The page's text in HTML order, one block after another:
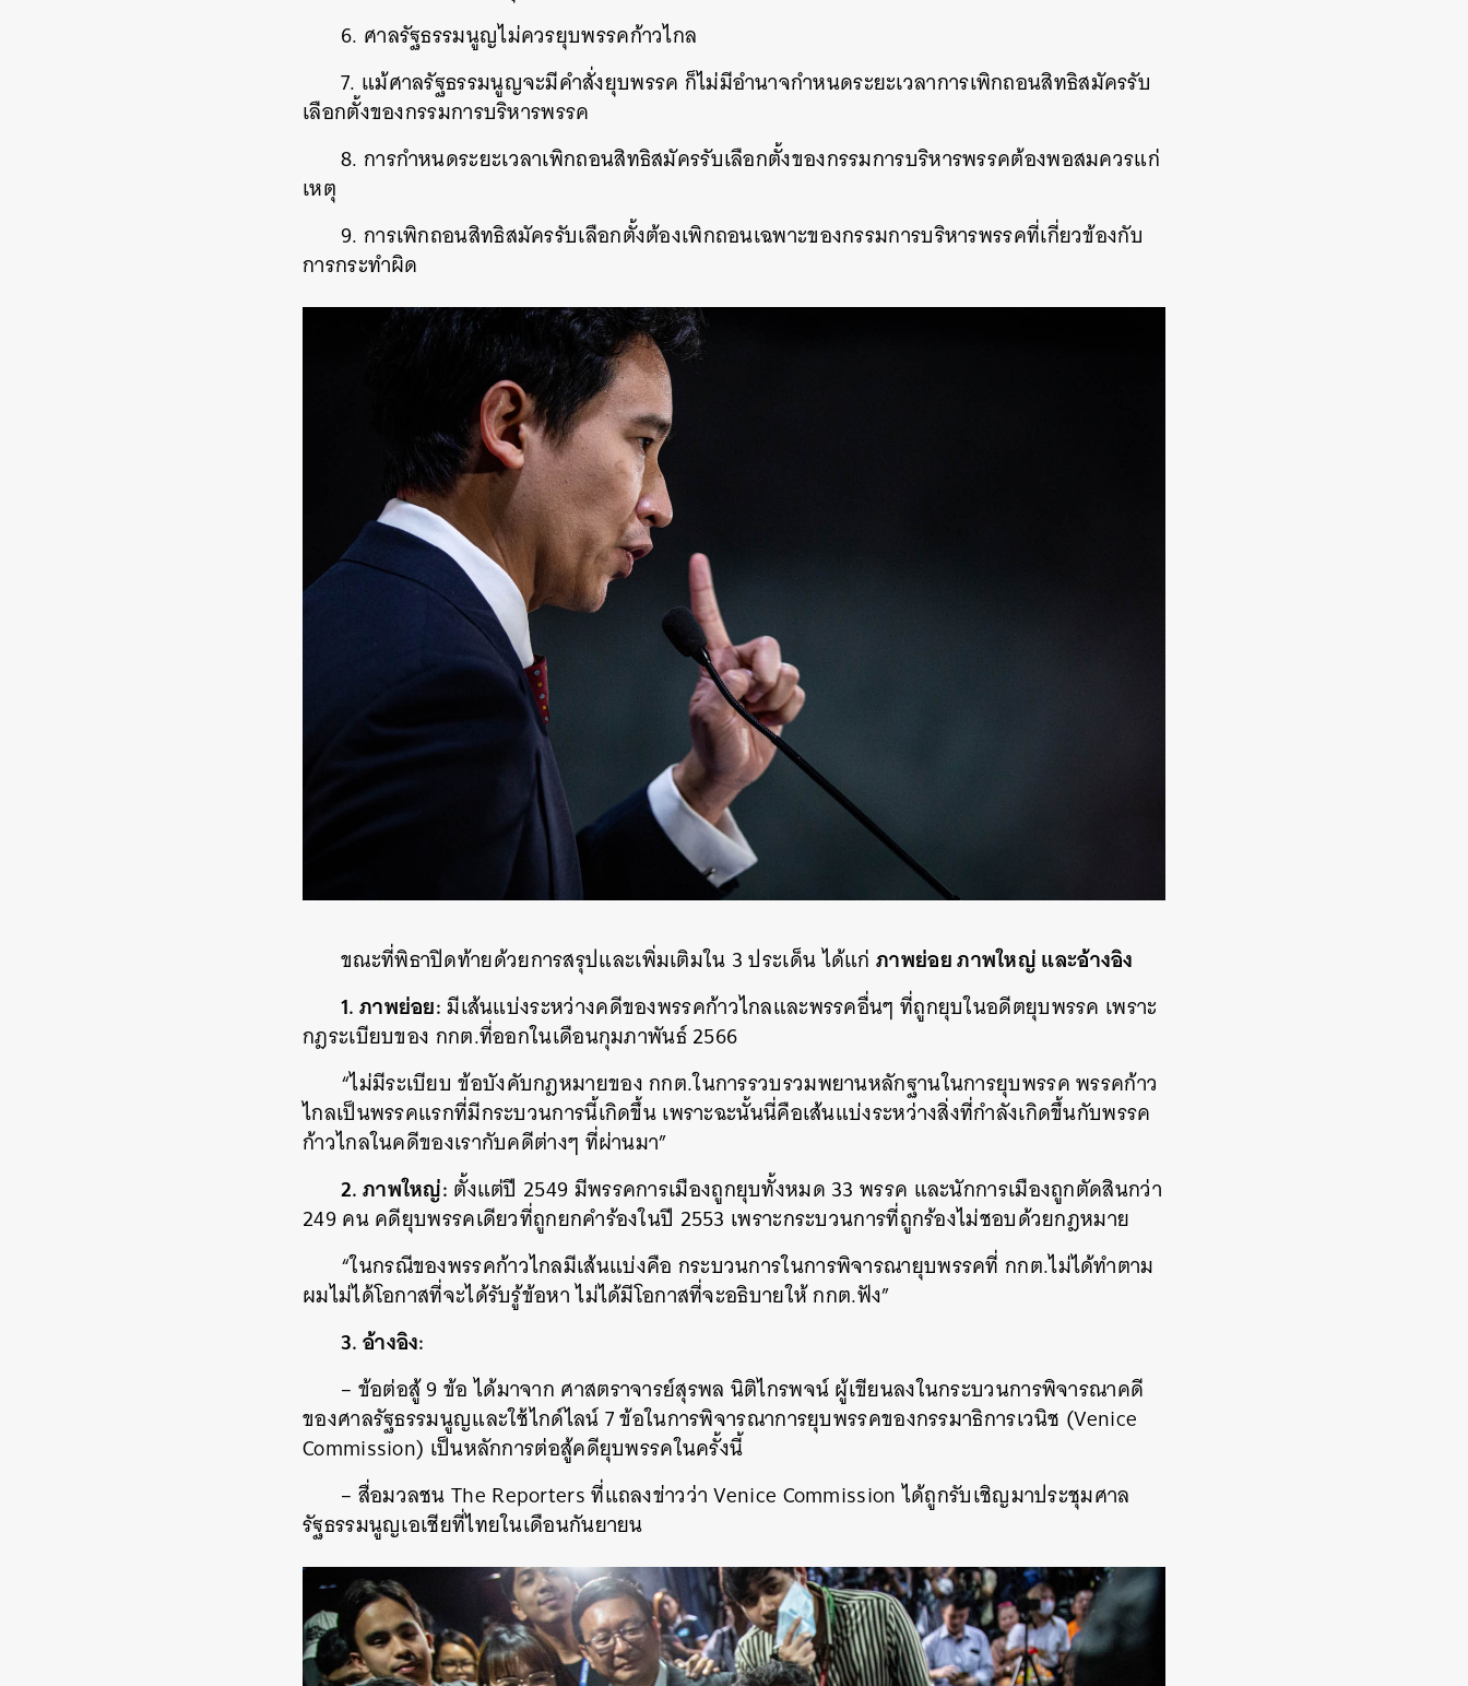
6. ศาลรัฐธรรมนูญไม่ควรยุบพรรคก้าวไกล
7. แม้ศาลรัฐธรรมนูญ​จะมีคำสั่งยุบพรรค ก็ไม่มีอำนาจกำหนดระยะเวลาการเพิกถอนสิทธิสมัครรับ
เลือกตั้งของกรรมการบริหารพรรค
8. การกำหนดระยะเวลาเพิกถอนสิทธิสมัครรับเลือกตั้งของกรรมการบริหารพรรคต้องพอสมควรแก่
เหตุ
9. การเพิกถอนสิทธิสมัครรับเลือกตั้งต้องเพิกถอนเฉพาะของกรรมการบริหารพรรคที่เกี่ยวข้องกับ
การกระทำผิด
ขณะที่พิธาปิดท้ายด้วยการสรุปและเพิ่มเติมใน 3 ประเด็น ได้แก่ภาพย่อย ภาพใหญ่ และอ้างอิง
1. ภาพย่อย:มีเส้นแบ่งระหว่างคดีของพรรคก้าวไกลและพรรคอื่นๆ ที่ถูกยุบในอดีตยุบพรรค เพราะ
กฎระเบียบของ กกต.ที่ออกในเดือนกุมภาพันธ์ 2566
“ไม่มีระเบียบ ข้อบังคับกฎหมายของ กกต.ในการรวบรวมพยานหลักฐานในการยุบพรรค พรรคก้าว
ไกลเป็นพรรคแรกที่มีกระบวนการนี้เกิดขึ้น เพราะฉะนั้นนี่คือเส้นแบ่งระหว่างสิ่งที่กำลังเกิดขึ้นกับพรรค
ก้าวไกลในคดีของเรากับคดีต่างๆ ที่ผ่านมา”
2. ภาพใหญ่: ตั้งแต่ปี 2549 มีพรรคการเมืองถูกยุบทั้งหมด 33 พรรค และนักการเมืองถูกตัดสินกว่า
249 คน คดียุบพรรคเดียวที่ถูกยกคำร้องในปี 2553 เพราะกระบวนการที่ถูกร้องไม่ชอบด้วยกฎหมาย
“ในกรณีของพรรคก้าวไกลมีเส้นแบ่งคือ กระบวนการในการพิจารณายุบพรรคที่ กกต.ไม่ได้ทำตาม
ผมไม่ได้โอกาสที่จะได้รับรู้ข้อหา ไม่ได้มีโอกาสที่จะอธิบายให้ กกต.ฟัง”
3. อ้างอิง:
– ข้อต่อสู้ 9 ข้อ ได้มาจาก ศาสตราจารย์สุรพล นิติไกรพจน์​ ผู้เขียนลงในกระบวนการพิจารณาคดี
ของศาลรัฐธรรมนูญ​และใช้ไกด์ไลน์ 7 ข้อในการพิจารณาการยุบพรรคของกรรมาธิการเวนิช (Venice
Commission) เป็นหลักการต่อสู้คดียุบพรรคในครั้งนี้
– สื่อมวลชน The Reporters ที่แถลงข่าวว่า Venice Commission ได้ถูกรับเชิญ​มาประชุมศาล
รัฐธรรมนูญเอเชียที่ไทยในเดือนกันยายน
SHARE TWEET LINE EMAIL